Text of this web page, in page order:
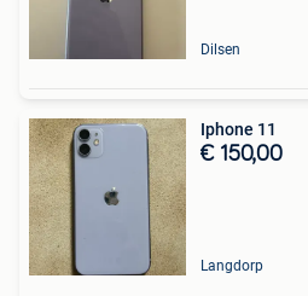
Dilsen
Iphone 11
€ 150,00
Langdorp